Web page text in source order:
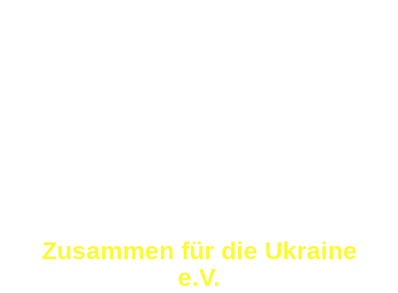
Zusammen für die Ukraine
e.V.